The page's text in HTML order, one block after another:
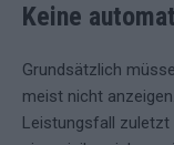
Keine
Grundsätzlich
meist nicht
Leistungsfall zuletzt